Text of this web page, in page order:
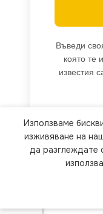
Въведи
която те
известия
We use cookies to
website. By
our
ПОВЕЧЕ
Използваме
изживяване на
да разглеждате